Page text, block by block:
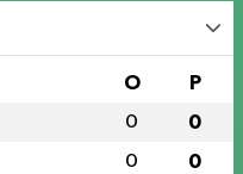
O P
0 0
0 0